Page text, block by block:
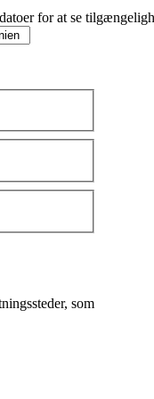
for at se
som